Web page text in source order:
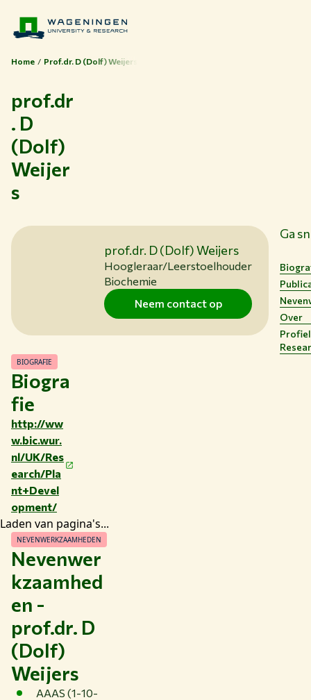
Thema's
NIEUWS & ACHTERGRONDEN
HUIDIGE STUDENTEN
CONTACT
Home Prof.dr. D (Dolf) Weijers
prof.dr
. D
(Dolf)
Weijer
s
prof.dr. D (Dolf) Weijers
Hoogleraar/Leerstoelhouder
Biochemie
Neem contact op
Ga
Over
Biogra
fie
BIOGRAFIE
http://ww
w.bic.wur.
nl/UK/Res
earch/Pla
nt+Devel
opment/
Laden van pagina's...
Nevenwer
kzaamhed
en -
prof.dr. D
(Dolf)
Weijers
NEVENWERKZAAMHEDEN
AAAS (1-10-